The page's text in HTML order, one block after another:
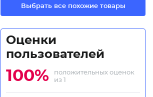
Выбрать все похожие товары
Оценки
пользователей
100%
положительных оценок
из 1